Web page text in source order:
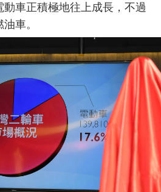
車正積極地往上成長，不過
車。